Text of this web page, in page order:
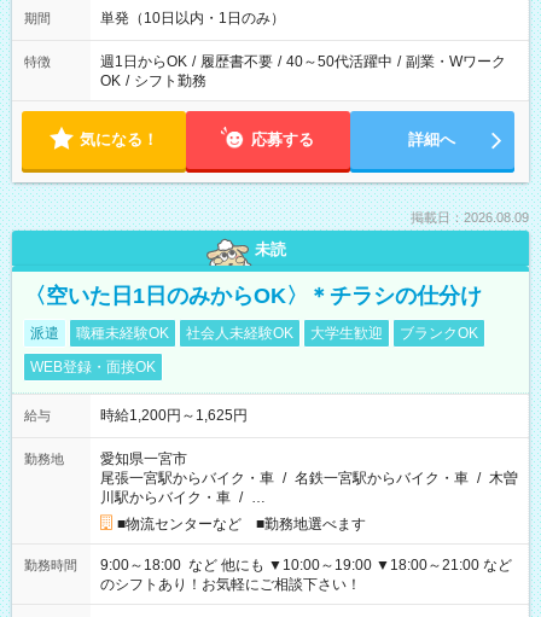
期間 単発（10日以内・1日のみ）
特徴 週1日からOK / 履歴書不要 / 40～50代活躍中 / 副業・Wワーク
OK / シフト勤務
気になる！ 応募する 詳細へ
掲載日：2026.08.09
未読
〈空いた日1日のみからOK〉＊チラシの仕分け
派遣 職種未経験OK 社会人未経験OK 大学生歓迎
ブランクOK
WEB登録・面接OK
給与 時給1,200円～1,625円
勤務地
愛知県一宮市
尾張一宮駅からバイク・車 / 名鉄一宮駅からバイク・車 / 木曽
川駅からバイク・車 / …
■物流センターなど ■勤務地選べます
勤務時間
9:00～18:00 など 他にも ▼10:00～19:00 ▼18:00～21:00 など
のシフトあり！お気軽にご相談下さい！